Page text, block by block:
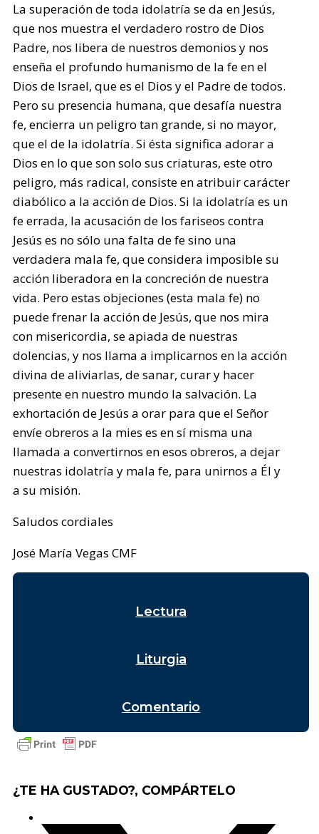
La superación de toda idolatría se da en Jesús,
que nos muestra el verdadero rostro de Dios
Padre, nos libera de nuestros demonios y nos
enseña el profundo humanismo de la fe en el
Dios de Israel, que es el Dios y el Padre de todos.
Pero su presencia humana, que desafía nuestra
fe, encierra un peligro tan grande, si no mayor,
que el de la idolatría. Si ésta significa adorar a
Dios en lo que son solo sus criaturas, este otro
peligro, más radical, consiste en atribuir carácter
diabólico a la acción de Dios. Si la idolatría es un
fe errada, la acusación de los fariseos contra
Jesús es no sólo una falta de fe sino una
verdadera mala fe, que considera imposible su
acción liberadora en la concreción de nuestra
vida. Pero estas objeciones (esta mala fe) no
puede frenar la acción de Jesús, que nos mira
con misericordia, se apiada de nuestras
dolencias, y nos llama a implicarnos en la acción
divina de aliviarlas, de sanar, curar y hacer
presente en nuestro mundo la salvación. La
exhortación de Jesús a orar para que el Señor
envíe obreros a la mies es en sí misma una
llamada a convertirnos en esos obreros, a dejar
nuestras idolatría y mala fe, para unirnos a Él y
a su misión.
Saludos cordiales
José María Vegas CMF
Lectura
Liturgia
Comentario
¿TE HA GUSTADO?, COMPÁRTELO